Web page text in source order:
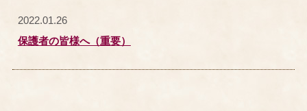
2022.01.26
保護者の皆様へ（重要）